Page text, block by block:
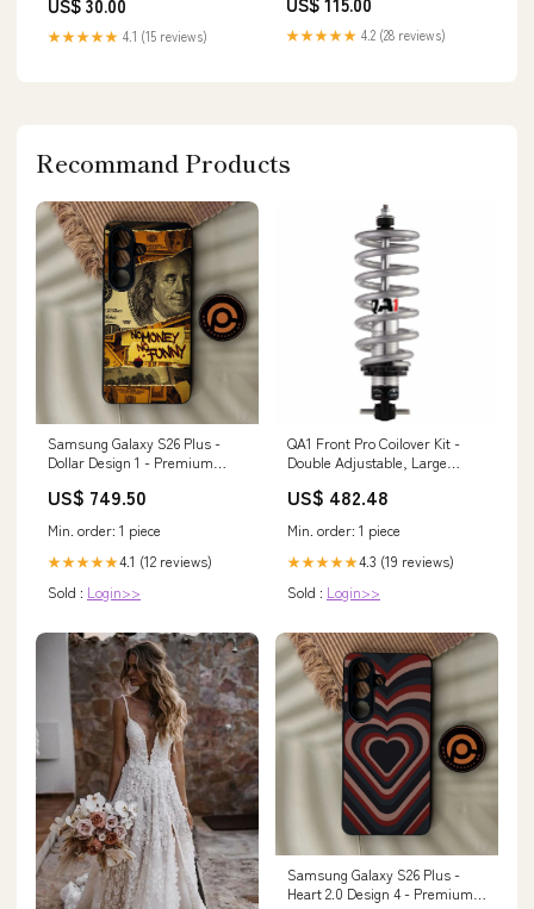
K3_Tourenbindungen
US$ 30.00
★★★★★ 4.1 (15 reviews) ★★★★★ 4.2 (28 reviews)
Recommand Products
Samsung Galaxy S26 Plus -
Dollar Design 1 - Premium
Shock Proof Case Samsung
US$ 749.50
Min. order: 1 piece
★★★★★4.1 (12 reviews)
Sold : Login>>
QA1 Front Pro Coilover Kit -
Double Adjustable, Large
Rate - 1975-1979 Chevrolet Nova
US$ 482.48
Min. order: 1 piece
★★★★★4.3 (19 reviews)
Sold : Login>>
Samsung Galaxy S26 Plus -
Heart 2.0 Design 4 - Premium